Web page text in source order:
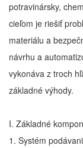
potravinársky,
cieľom je riešiť
materiálu a
návrhu a
vykonáva z troch
základné výhody.
I. Základné
1. Systém